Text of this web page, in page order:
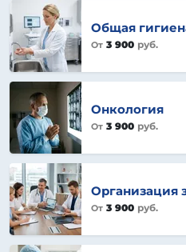
Общая
От 3 900 руб.
Онкология
От 3 900 руб.
Организация
От 3 900 руб.